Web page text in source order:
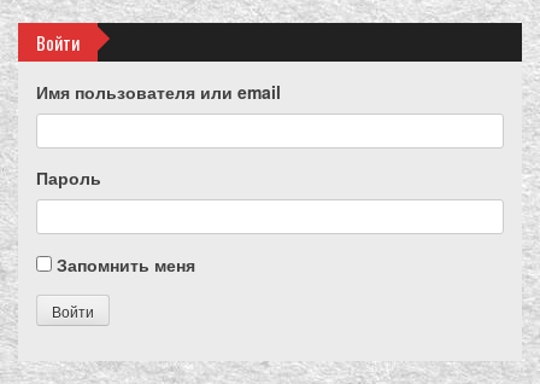
Войти
Имя пользователя или email
Пароль
Запомнить меня
Войти